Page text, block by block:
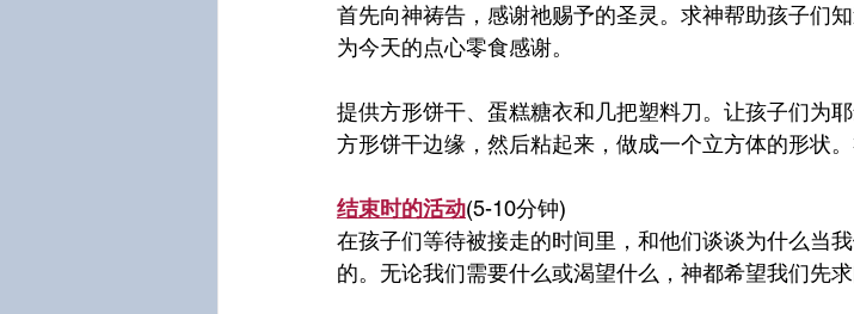
首先向神祷告，感谢祂赐予的圣灵。求神帮助孩子们
为今天的点心零食感谢。
提供方形饼干、蛋糕糖衣和几把塑料刀。让孩子们为
方形饼干边缘，然后粘起来，做成一个立方体的形状
结束时的活动(5-10分钟)
在孩子们等待被接走的时间里，和他们谈谈为什么当
的。无论我们需要什么或渴望什么，神都希望我们先求